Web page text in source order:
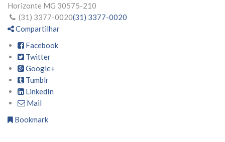
Horizonte MG 30575-210
(31) 3377-0020(31) 3377-0020
Compartilhar
Facebook
Twitter
Google+
Tumblr
LinkedIn
Mail
Bookmark